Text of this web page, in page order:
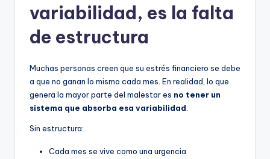
variabilidad, es la falta
de estructura
Muchas personas creen que su estrés financiero se debe
a que no ganan lo mismo cada mes. En realidad, lo que
genera la mayor parte del malestar es no tener un
sistema que absorba esa variabilidad.
Sin estructura:
Cada mes se vive como una urgencia